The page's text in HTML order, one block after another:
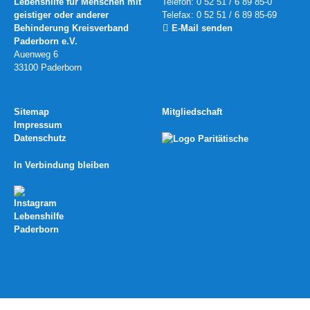
geistiger oder anderer
Behinderung Kreisverband
Paderborn e.V.
Auenweg 6
33100 Paderborn
Telefax: 0 52 51 / 6 89 85-69
E-Mail senden
Sitemap
Impressum
Datenschutz
In Verbindung bleiben
Mitgliedschaft